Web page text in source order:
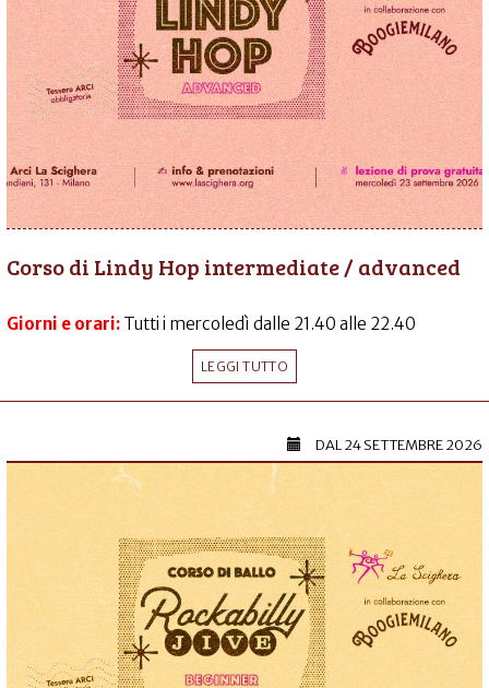
Corso di Lindy Hop intermediate / advanced
Giorni e orari: Tutti i mercoledì dalle 21.40 alle 22.40
LEGGI TUTTO
DAL24 SETTEMBRE 2026